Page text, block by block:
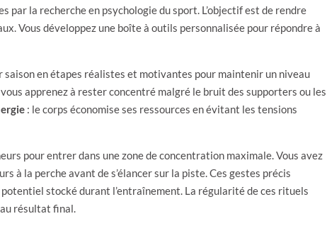
par la recherche en psychologie du sport. L’objectif est de rendre
Vous développez une boîte à outils personnalisée pour répondre à
saison en étapes réalistes et motivantes pour maintenir un niveau
vous apprenez à rester concentré malgré le bruit des supporters ou les
: le corps économise ses ressources en évitant les tensions
pour entrer dans une zone de concentration maximale. Vous avez
à la perche avant de s’élancer sur la piste. Ces gestes précis
stocké durant l’entraînement. La régularité de ces rituels
résultat final.